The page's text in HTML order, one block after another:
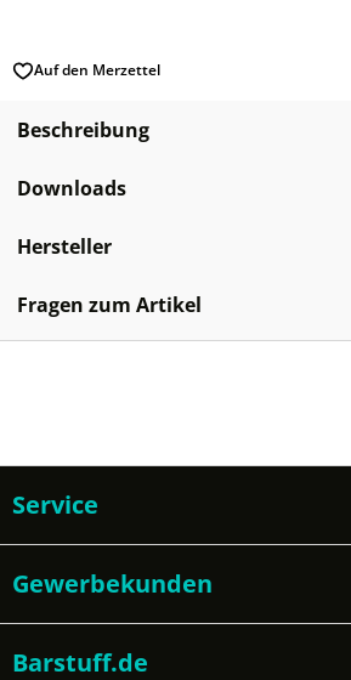
Auf den Merzettel
Beschreibung
Downloads
Hersteller
Fragen zum Artikel
Service
Gewerbekunden
Barstuff.de